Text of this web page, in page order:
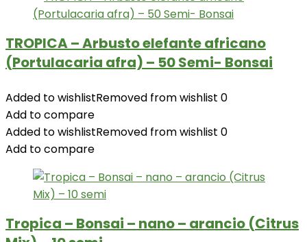
TROPICA – Arbusto elefante africano
(Portulacaria afra) – 50 Semi- Bonsai
Added to wishlistRemoved from wishlist 0
Add to compare
Added to wishlistRemoved from wishlist 0
Add to compare
Tropica – Bonsai – nano – arancio (Citrus